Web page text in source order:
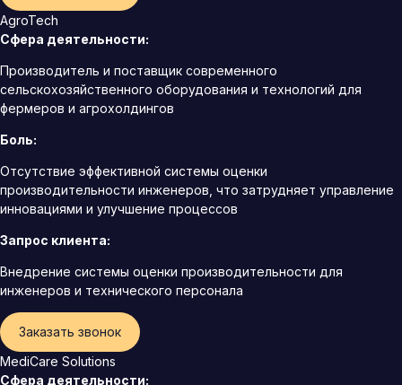
AgroTech
Сфера деятельности:
Производитель и поставщик современного
сельскохозяйственного оборудования и технологий для
фермеров и агрохолдингов
Боль:
Отсутствие эффективной системы оценки
производительности инженеров, что затрудняет управление
инновациями и улучшение процессов
Запрос клиента:
Внедрение системы оценки производительности для
инженеров и технического персонала
Заказать звонок
MediCare Solutions
Сфера деятельности: